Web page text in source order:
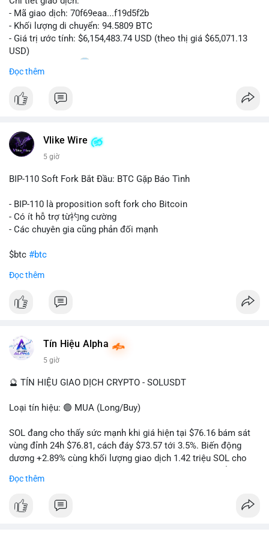
Lời khuyên:
Nhà đầu tư nhỏ lẻ nên quan sát dòng tiền vào/ra sàn trong 2-4
giờ tới. Tránh hành động theo cảm xúc, chỉ vào lệnh khi xác
nhận được xu hướng rõ ràng từ dữ liệu on-chain.
#dongtiencavoi
- Mã giao dịch: 70f69eaa...f19d5f2b
- Khối lượng di chuyển: 94.5809 BTC
- Giá trị ước tính: $6,154,483.74 USD (theo thị giá $65,071.13
USD)
- Thời gian: 20:19
Nhận định phân tích:
Khối lượng 94.58 BTC trị giá hơn 6.15 triệu USD được di
này có thể phản ánh ba kịch bản chính: thứ nhất, cá voi đang
chuẩn bị thanh khoản bằng cách chuyển lên sàn giao dịch, tạo
để nắm giữ dài hạn, thể hiện niềm tin vào xu hướng tăng; thứ
tán rủi ro. Với mức giá 65K, khối lượng này không quá lớn để
gây sốc thanh khoản tức thời, nhưng vẫn đủ sức tạo biến động
tâm lý ngắn hạn nếu hướng đến sàn tập trung.
Lời khuyên cho nhà đầu tư nhỏ lẻ:
hướng đi của dòng tiền. Tránh hành động theo cảm xúc, ưu
rõ ràng về đích đến của số BTC này.
#dongtienlon
Đọc thêm
Vlike Wire
5 giờ
BIP-110 Soft Fork Bắt Đầu: BTC Gặp Báo Tình
- BIP-110 là proposition soft fork cho Bitcoin
- Có ít hỗ trợ từ礿ng cường
- Các chuyên gia cũng phản đối mạnh
$btc #btc
#vlikevn
📰 Nguồn: CoinDesk
Đọc thêm
Tín Hiệu Alpha
5 giờ
🔮 TÍN HIỆU GIAO DỊCH CRYPTO - SOLUSDT
Loại tín hiệu: 🟢 MUA (Long/Buy)
SOL đang cho thấy sức mạnh khi giá hiện tại $76.16 bám sát
vùng đỉnh 24h $76.81, cách đáy $73.57 tới 3.5%. Biến động
dương +2.89% cùng khối lượng giao dịch 1.42 triệu SOL cho
hoàn toàn nhịp điều chỉnh.
Khuyến nghị giao dịch cụ thể:
Đọc thêm